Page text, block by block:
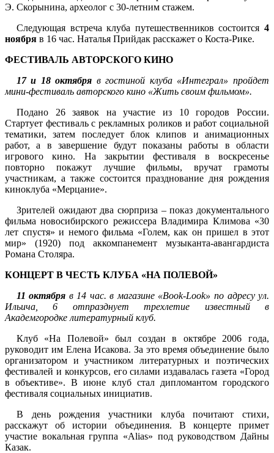
Э. Скорынина, археолог с 30-летним стажем.
Следующая встреча клуба путешественников состоится 4
ноября в 16 час. Наталья Прийдак расскажет о Коста-Рике.
ФЕСТИВАЛЬ АВТОРСКОГО КИНО
17 и 18 октября в гостиной клуба «Интеграл» пройдет
мини-фестиваль авторского кино «Жить своим фильмом».
Подано 26 заявок на участие из 10 городов России.
Стартует фестиваль с рекламных роликов и работ социальной
тематики, затем последует блок клипов и анимационных
работ, а в завершение будут показаны работы в области
игрового кино. На закрытии фестиваля в воскресенье
повторно покажут лучшие фильмы, вручат грамоты
участникам, а также состоится празднование дня рождения
киноклуба «Мерцание».
Зрителей ожидают два сюрприза – показ документального
фильма новосибирского режиссера Владимира Климова «30
лет спустя» и немого фильма «Голем, как он пришел в этот
мир» (1920) под аккомпанемент музыканта-авангардиста
Романа Столяра.
КОНЦЕРТ В ЧЕСТЬ КЛУБА «НА ПОЛЕВОЙ»
11 октября в 14 час. в магазине «Book-Look» по адресу ул.
Ильича, 6 отпразднует трехлетие известный в
Академгородке литературный клуб.
Клуб «На Полевой» был создан в октябре 2006 года,
руководит им Елена Исакова. За это время объединение было
организатором и участником литературных и поэтических
фестивалей и конкурсов, его силами издавалась газета «Город
в объективе». В июне клуб стал дипломантом городского
фестиваля социальных инициатив.
В день рождения участники клуба почитают стихи,
расскажут об истории объединения. В концерте примет
участие вокальная группа «Alias» под руководством Дайны
Казак.